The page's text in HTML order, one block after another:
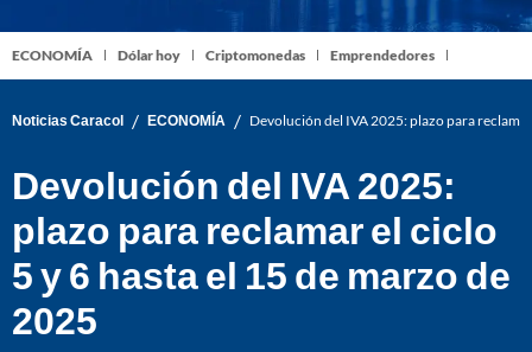
ECONOMÍA Dólar hoy Criptomonedas Emprendedores
Noticias Caracol / ECONOMÍA / Devolución del IVA 2025: plazo para
Devolución del IVA 2025:
plazo para reclamar el ciclo
5 y 6 hasta el 15 de marzo de
2025